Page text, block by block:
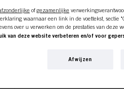
IK
privégebruik,
ofgezamenlijke
waarnaar een link in de voettekst, sectie
over u verwerken om de prestaties van deze
van deze website verbeteren en/of voor
met gegevens die van derden en andere
Afwijzen